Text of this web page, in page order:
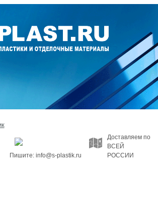
Пишите: info@s-plastik.ru
Доставляем по
ВСЕЙ
РОССИИ